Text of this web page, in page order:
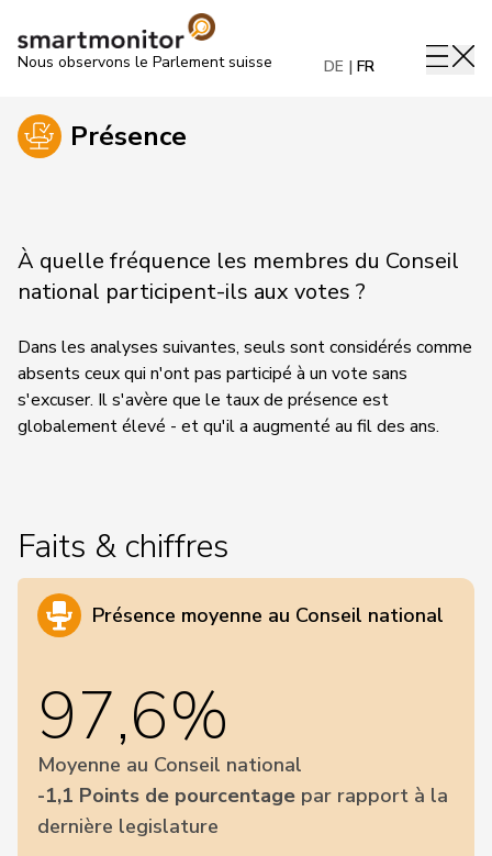
Nous observons le Parlement suisse DE FR
Présence
À quelle fréquence les membres du Conseil
national participent-ils aux votes ?
Dans les analyses suivantes, seuls sont considérés comme
absents ceux qui n'ont pas participé à un vote sans
s'excuser. Il s'avère que le taux de présence est
globalement élevé - et qu'il a augmenté au fil des ans.
Faits & chiffres
Présence moyenne au Conseil national
97,6%
Moyenne au Conseil national
-1,1 Points de pourcentage par rapport à la
dernière legislature